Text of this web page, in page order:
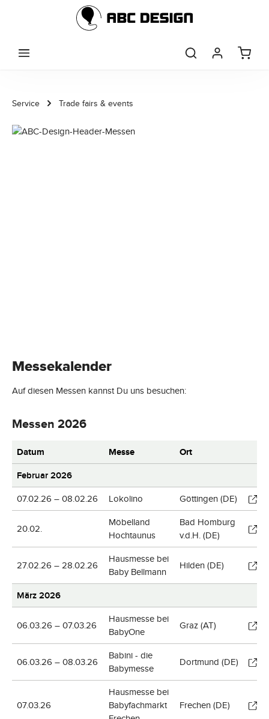
Skip to main content
Service Trade fairs & events
Messekalender
Auf diesen Messen kannst Du uns besuchen:
Messen 2026
Datum Messe
Ort
Februar 2026
07.02.26 – 08.02.26 Lokolino Göttingen (DE)
20.02.
Möbelland
Hochtaunus
Bad Homburg
v.d.H. (DE)
27.02.26 – 28.02.26
Hausmesse bei
Baby Bellmann
Hilden (DE)
März 2026
06.03.26 – 07.03.26
Hausmesse bei
BabyOne
Graz (AT)
06.03.26 – 08.03.26
Babini - die
Babymesse
Dortmund (DE)
07.03.26
Hausmesse bei
Babyfachmarkt
Frechen (DE)